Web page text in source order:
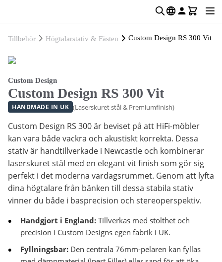
Tillbehör Högtalarstativ & Fästen Custom Design RS 300 Vit
Custom Design
Custom Design RS 300 Vit
HANDMADE IN UK (Laserskuret stål & Premiumfinish)
Custom Design RS 300 är beviset på att HiFi-möbler
kan vara både vackra och akustiskt korrekta. Dessa
stativ är handtillverkade i Newcastle och kombinerar
laserskuret stål med en elegant vit finish som gör sig
perfekt i det moderna vardagsrummet. Genom att lyfta
dina högtalare från bänken till dessa stabila stativ
vinner du både i basprecision och stereoperspektiv.
Handgjort i England: Tillverkas med stolthet och
precision i Custom Designs egen fabrik i UK.
Fyllningsbar: Den centrala 76mm-pelaren kan fyllas